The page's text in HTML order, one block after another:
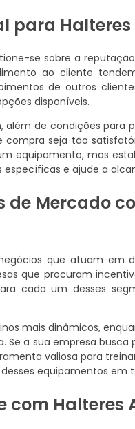
para
se sobre a
ao cliente
de outros
disponíveis.
de condições para
seja tão
equipamento, mas
e ajude a
de Mercado
que atuam em
que procuram
cada um desses
mais dinâmicos,
a sua empresa busca
valiosa para
equipamentos em
com Halteres